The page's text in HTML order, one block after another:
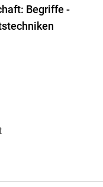
Begriffe -